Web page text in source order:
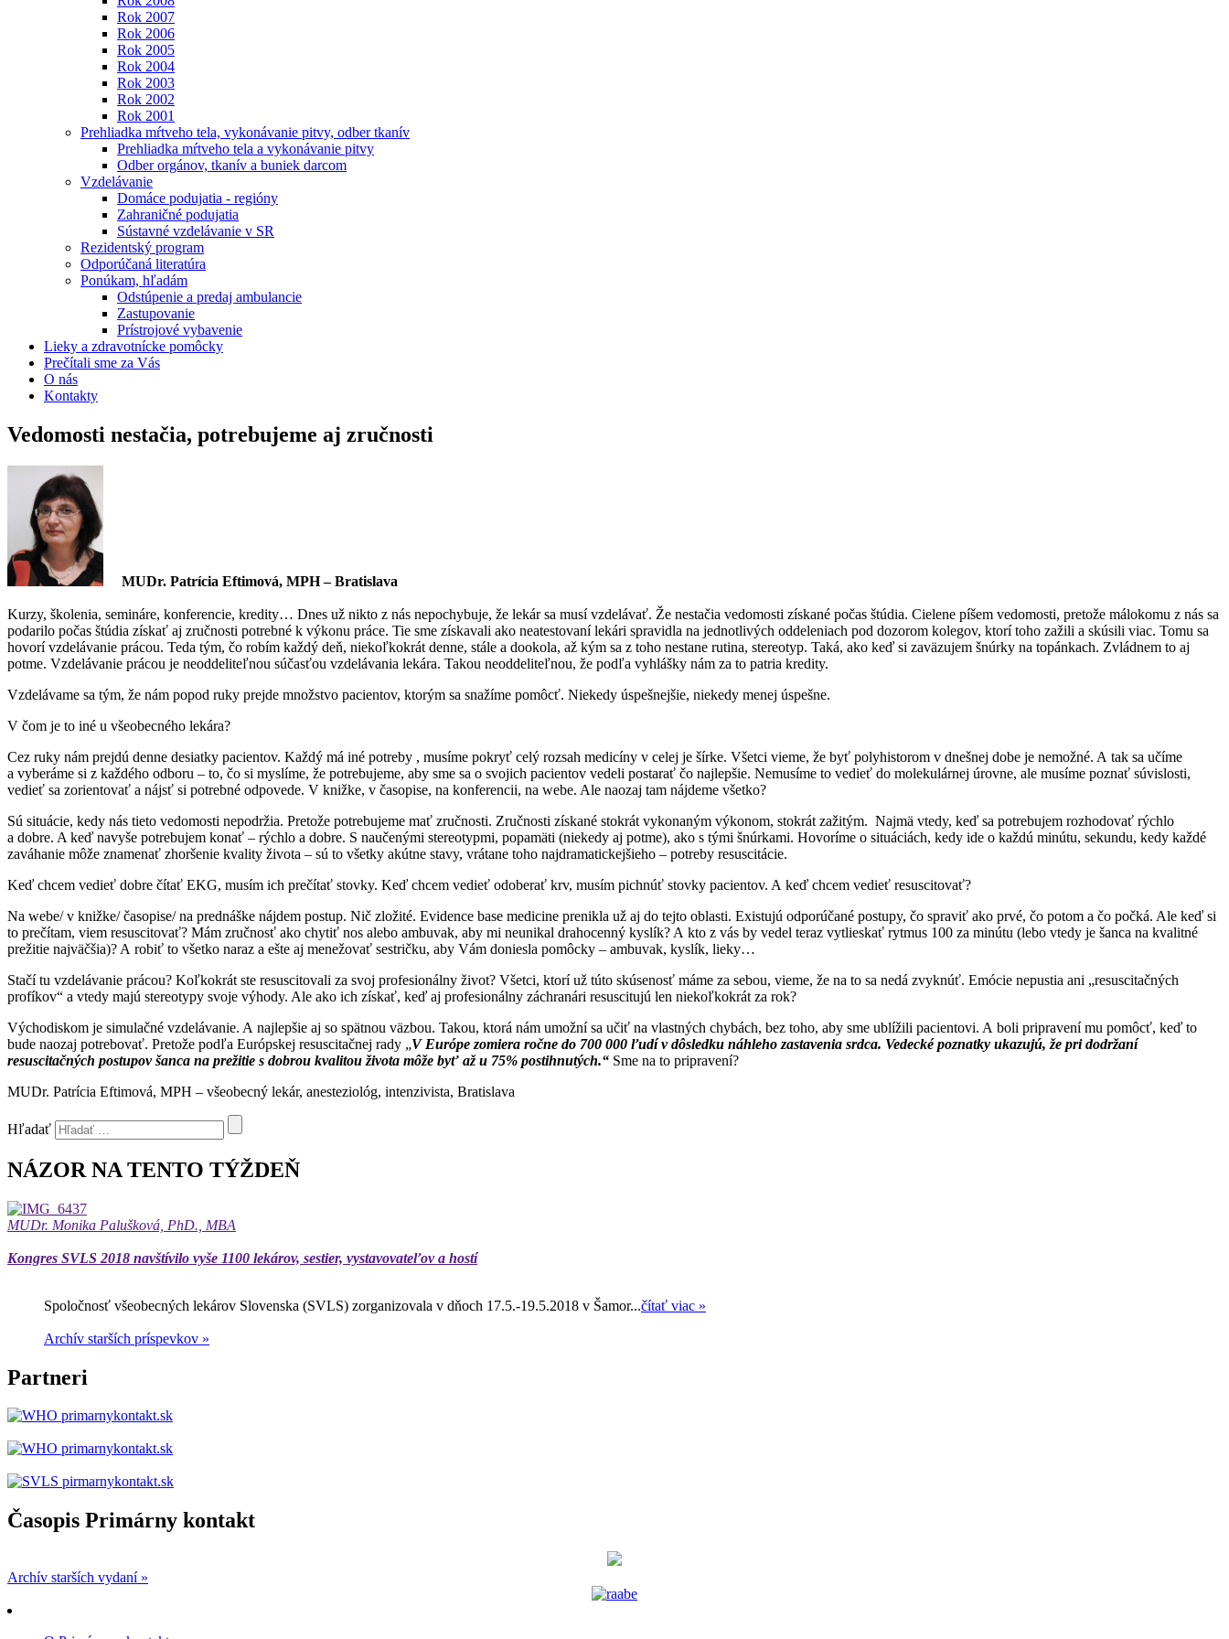
Rok 2007
Rok 2006
Rok 2005
Rok 2004
Rok 2003
Rok 2002
Rok 2001
Prehliadka mŕtveho tela, vykonávanie pitvy, odber tkanív
Prehliadka mŕtveho tela a vykonávanie pitvy
Odber orgánov, tkanív a buniek darcom
Vzdelávanie
Domáce podujatia - regióny
Zahraničné podujatia
Sústavné vzdelávanie v SR
Rezidentský program
Odporúčaná literatúra
Ponúkam, hľadám
Odstúpenie a predaj ambulancie
Zastupovanie
Prístrojové vybavenie
Lieky a zdravotnícke pomôcky
Prečítali sme za Vás
O nás
Kontakty
Vedomosti nestačia, potrebujeme aj zručnosti
MUDr. Patrícia Eftimová, MPH – Bratislava
Kurzy, školenia, semináre, konferencie, kredity… Dnes už nikto z nás nepochybuje, že lekár sa musí vzdelávať. Že nestačia vedomosti získané počas štúdia. Cielene píšem vedomosti, pretože málokomu z nás sa
podarilo počas štúdia získať aj zručnosti potrebné k výkonu práce. Tie sme získavali ako neatestovaní lekári spravidla na jednotlivých oddeleniach pod dozorom kolegov, ktorí toho zažili a skúsili viac. Tomu sa
hovorí vzdelávanie prácou. Teda tým, čo robím každý deň, niekoľkokrát denne, stále a dookola, až kým sa z toho nestane rutina, stereotyp. Taká, ako keď si zaväzujem šnúrky na topánkach. Zvládnem to aj
potme. Vzdelávanie prácou je neoddeliteľnou súčasťou vzdelávania lekára. Takou neoddeliteľnou, že podľa vyhlášky nám za to patria kredity.
Vzdelávame sa tým, že nám popod ruky prejde množstvo pacientov, ktorým sa snažíme pomôcť. Niekedy úspešnejšie, niekedy menej úspešne.
V čom je to iné u všeobecného lekára?
Cez ruky nám prejdú denne desiatky pacientov. Každý má iné potreby , musíme pokryť celý rozsah medicíny v celej je šírke. Všetci vieme, že byť polyhistorom v dnešnej dobe je nemožné. A tak sa učíme
a vyberáme si z každého odboru – to, čo si myslíme, že potrebujeme, aby sme sa o svojich pacientov vedeli postarať čo najlepšie. Nemusíme to vedieť do molekulárnej úrovne, ale musíme poznať súvislosti,
vedieť sa zorientovať a nájsť si potrebné odpovede. V knižke, v časopise, na konferencii, na webe. Ale naozaj tam nájdeme všetko?
Sú situácie, kedy nás tieto vedomosti nepodržia. Pretože potrebujeme mať zručnosti. Zručnosti získané stokrát vykonaným výkonom, stokrát zažitým. Najmä vtedy, keď sa potrebujem rozhodovať rýchlo
a dobre. A keď navyše potrebujem konať – rýchlo a dobre. S naučenými stereotypmi, popamäti (niekedy aj potme), ako s tými šnúrkami. Hovoríme o situáciách, kedy ide o každú minútu, sekundu, kedy každé
zaváhanie môže znamenať zhoršenie kvality života – sú to všetky akútne stavy, vrátane toho najdramatickejšieho – potreby resuscitácie.
Keď chcem vedieť dobre čítať EKG, musím ich prečítať stovky. Keď chcem vedieť odoberať krv, musím pichnúť stovky pacientov. A keď chcem vedieť resuscitovať?
Na webe/ v knižke/ časopise/ na prednáške nájdem postup. Nič zložité. Evidence base medicine prenikla už aj do tejto oblasti. Existujú odporúčané postupy, čo spraviť ako prvé, čo potom a čo počká. Ale keď si
to prečítam, viem resuscitovať? Mám zručnosť ako chytiť nos alebo ambuvak, aby mi neunikal drahocenný kyslík? A kto z vás by vedel teraz vytlieskať rytmus 100 za minútu (lebo vtedy je šanca na kvalitné
prežitie najväčšia)? A robiť to všetko naraz a ešte aj menežovať sestričku, aby Vám doniesla pomôcky – ambuvak, kyslík, lieky…
Stačí tu vzdelávanie prácou? Koľkokrát ste resuscitovali za svoj profesionálny život? Všetci, ktorí už túto skúsenosť máme za sebou, vieme, že na to sa nedá zvyknúť. Emócie nepustia ani „resuscitačných
profíkov“ a vtedy majú stereotypy svoje výhody. Ale ako ich získať, keď aj profesionálny záchranári resuscitujú len niekoľkokrát za rok?
Východiskom je simulačné vzdelávanie. A najlepšie aj so spätnou väzbou. Takou, ktorá nám umožní sa učiť na vlastných chybách, bez toho, aby sme ublížili pacientovi. A boli pripravení mu pomôcť, keď to
bude naozaj potrebovať. Pretože podľa Európskej resuscitačnej rady „V Európe zomiera ročne do 700 000 ľudí v dôsledku náhleho zastavenia srdca. Vedecké poznatky ukazujú, že pri dodržaní
resuscitačných postupov šanca na prežitie s dobrou kvalitou života môže byť až u 75% postihnutých.“ Sme na to pripravení?
MUDr. Patrícia Eftimová, MPH – všeobecný lekár, anesteziológ, intenzivista, Bratislava
Hľadať
NÁZOR NA TENTO TÝŽDEŇ
MUDr. Monika Palušková, PhD., MBA
Kongres SVLS 2018 navštívilo vyše 1100 lekárov, sestier, vystavovateľov a hostí
Spoločnosť všeobecných lekárov Slovenska (SVLS) zorganizovala v dňoch 17.5.-19.5.2018 v Šamor...čítať viac »
Archív starších príspevkov »
Partneri
Časopis Primárny kontakt
Archív starších vydaní »